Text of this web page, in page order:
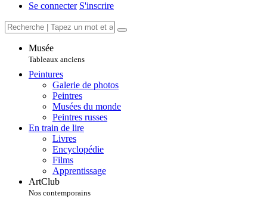
Se connecter S'inscrire
Musée
Tableaux anciens
Peintures
Galerie de photos
Peintres
Musées du monde
Peintres russes
En train de lire
Livres
Encyclopédie
Films
Apprentissage
ArtClub
Nos contemporains